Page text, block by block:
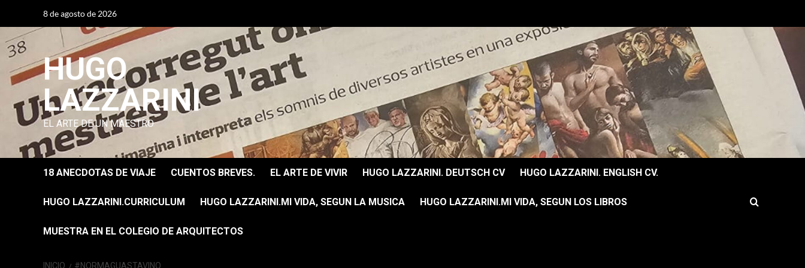
contenido
8 de agosto de 2026
HUGO
LAZZARINI
EL ARTE DE UN MAESTRO
18 ANECDOTAS DE VIAJE CUENTOS BREVES. EL ARTE DE VIVIR HUGO LAZZARINI. DEUTSCH CV HUGO LAZZARINI. ENGLISH CV.
HUGO LAZZARINI.CURRICULUM HUGO LAZZARINI.MI VIDA, SEGUN LA MUSICA HUGO LAZZARINI.MI VIDA, SEGUN LOS LIBROS
MUESTRA EN EL COLEGIO DE ARQUITECTOS
INICIO #NORMAGUASTAVINO